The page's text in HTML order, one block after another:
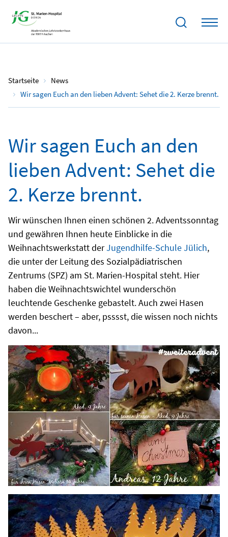
Startseite
News
Wir sagen Euch an den lieben Advent: Sehet die 2. Kerze brennt.
04.12.2022
Wir sagen Euch an den
lieben Advent: Sehet die
2. Kerze brennt.
Wir wünschen Ihnen einen schönen 2. Adventssonntag
und gewähren Ihnen heute Einblicke in die
Weihnachtswerkstatt derJugendhilfe-Schule Jülich,
die unter der Leitung des Sozialpädiatrischen
Zentrums (SPZ) am St. Marien-Hospital steht. Hier
haben die Weihnachtswichtel wunderschön
leuchtende Geschenke gebastelt. Auch zwei Hasen
werden beschert – aber, psssst, die wissen noch nichts
davon...